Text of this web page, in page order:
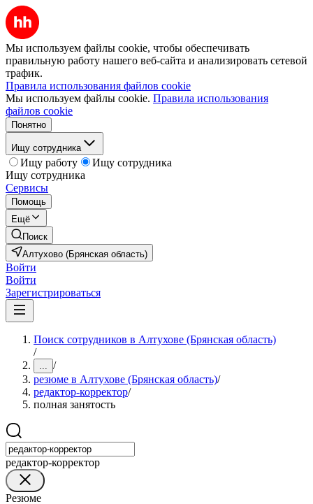
Мы используем файлы cookie, чтобы обеспечивать
правильную работу нашего веб-сайта и анализировать сетевой
трафик.
Правила использования файлов cookie
Мы используем файлы cookie. Правила использования
файлов cookie
Понятно
Ищу сотрудника
Ищу работу
Ищу сотрудника
Ищу сотрудника
Сервисы
Помощь
Ещё
Поиск
Алтухово (Брянская область)
Войти
Войти
Зарегистрироваться
Поиск сотрудников в Алтухове (Брянская область)
/
... /
резюме в Алтухове (Брянская область)/
редактор-корректор/
полная занятость
редактор-корректор
Резюме